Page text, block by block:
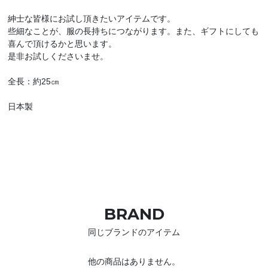
紳士な皆様にお試し頂きたいアイテムです。
些細なことが、服の長持ちにつながります。また、ギフトにしても
喜んで頂けるかと思います。
是非お試しくださいませ。
全長：約25㎝
日本製
BRAND
同じブランドのアイテム
他の商品はありません。